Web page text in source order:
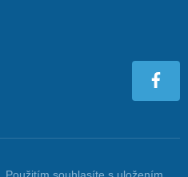
Použitím souhlasíte s uložením